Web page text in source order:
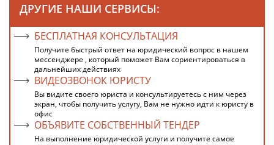
ДРУГИЕ НАШИ СЕРВИСЫ:
БЕСПЛАТНАЯ КОНСУЛЬТАЦИЯ
Получите быстрый ответ на юридический вопрос в нашем
мессенджере , который поможет Вам сориентироваться в
дальнейших действиях
ВИДЕОЗВОНОК ЮРИСТУ
Вы видите своего юриста и консультируетесь с ним через
экран, чтобы получить услугу, Вам не нужно идти к юристу в
офис
ОБЪЯВИТЕ СОБСТВЕННЫЙ ТЕНДЕР
На выполнение юридической услуги и получите самое